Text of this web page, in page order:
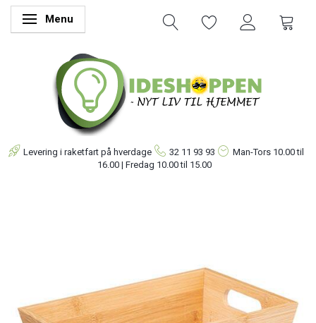
Skifte navigation
Menu
Levering i raketfart på hverdage 32 11 93 93 Man-Tors 10.00 til
16.00 | Fredag 10.00 til 15.00